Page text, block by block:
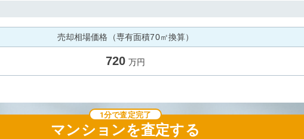
売却相場価格（専有面積70㎡換算）
720 万円
マンションを査定する
1分で査定完了